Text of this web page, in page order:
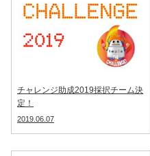
チャレンジ助成2019採択チーム決
定！
2019.06.07